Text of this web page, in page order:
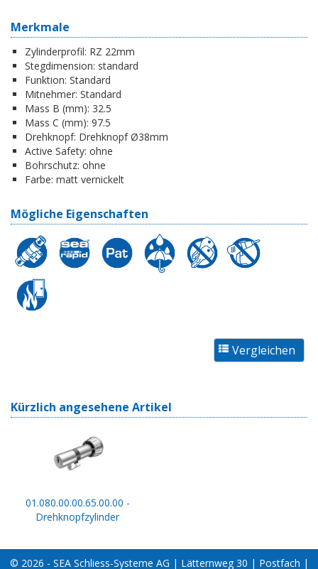
Merkmale
Zylinderprofil: RZ 22mm
Stegdimension: standard
Funktion: Standard
Mitnehmer: Standard
Mass B (mm): 32.5
Mass C (mm): 97.5
Drehknopf: Drehknopf Ø38mm
Active Safety: ohne
Bohrschutz: ohne
Farbe: matt vernickelt
Mögliche Eigenschaften
Kürzlich angesehene Artikel
01.080.00.00.65.00.00 -
Drehknopfzylinder
© 2026 - SEA Schliess-Systeme AG | Lätternweg 30 | Postfach |